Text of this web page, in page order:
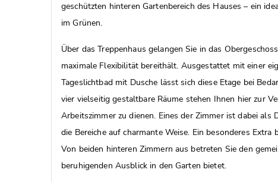
geschützten hinteren Gartenbereich des Hauses – ein
im Grünen.
Über das Treppenhaus gelangen Sie in das
maximale Flexibilität bereithält. Ausgestattet mit einer
Tageslichtbad mit Dusche lässt sich diese Etage bei
vier vielseitig gestaltbare Räume stehen Ihnen hier zur
Arbeitszimmer zu dienen. Eines der Zimmer ist dabei
die Bereiche auf charmante Weise. Ein besonderes
Von beiden hinteren Zimmern aus betreten Sie den
beruhigenden Ausblick in den Garten bietet.